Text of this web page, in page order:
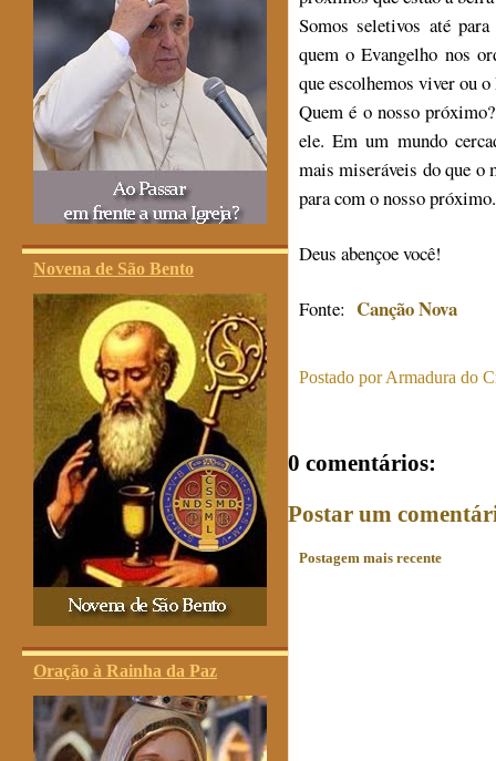
Novena de São Bento
Oração à Rainha da Paz
Somos seletivos até
quem o Evangelho nos
que escolhemos viver ou
Quem é o nosso
ele. Em um mundo
mais miseráveis do que o
para com o nosso
Deus abençoe você!
Fonte: Canção Nova
Postado porArmadura do
0 comentários:
Postar um
Postagem mais recente